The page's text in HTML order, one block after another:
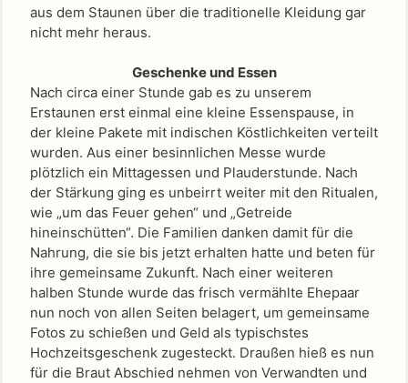
aus dem Staunen über die traditionelle Kleidung gar
nicht mehr heraus.
Geschenke und Essen
Nach circa einer Stunde gab es zu unserem
Erstaunen erst einmal eine kleine Essenspause, in
der kleine Pakete mit indischen Köstlichkeiten verteilt
wurden. Aus einer besinnlichen Messe wurde
plötzlich ein Mittagessen und Plauderstunde. Nach
der Stärkung ging es unbeirrt weiter mit den Ritualen,
wie „um das Feuer gehen“ und „Getreide
hineinschütten“. Die Familien danken damit für die
Nahrung, die sie bis jetzt erhalten hatte und beten für
ihre gemeinsame Zukunft. Nach einer weiteren
halben Stunde wurde das frisch vermählte Ehepaar
nun noch von allen Seiten belagert, um gemeinsame
Fotos zu schießen und Geld als typischstes
Hochzeitsgeschenk zugesteckt. Draußen hieß es nun
für die Braut Abschied nehmen von Verwandten und